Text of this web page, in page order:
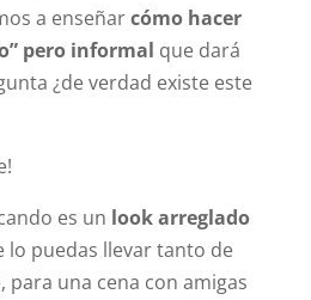
a enseñarcómo hacer
pero informal que dará
¿de verdad existe este
es un look arreglado
lo puedas llevar tanto de
para una cena con amigas